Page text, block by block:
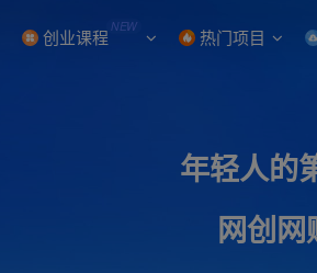
创业课程 NEW 热门项目
年轻人的
网创